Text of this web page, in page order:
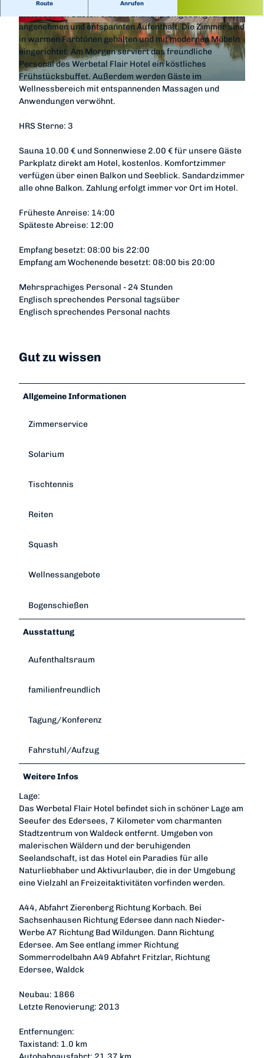
W
e
b
t
a
l
F
a
i
H
o
e
l
W
e
r
b
e
t
a
F
a
i
r
H
t
e
W
e
r
b
e
t
a
i
r
H
Route Anrufen
Das familiengeführte Werbetal Flair Hotel in Waldeck
bietet seinen Gästen eine freundliche Umgebung für einen
angenehmen und entspannten Aufenthalt. Die Zimmer sind
in warmen Farbtönen gehalten und mit modernen Möbeln
eingerichtet. Am Morgen serviert das freundliche
Personal des Werbetal Flair Hotel ein köstliches
Frühstücksbuffet. Außerdem werden Gäste im
Wellnessbereich mit entspannenden Massagen und
Anwendungen verwöhnt.
HRS Sterne: 3
Sauna 10.00 € und Sonnenwiese 2.00 € für unsere Gäste
Parkplatz direkt am Hotel, kostenlos. Komfortzimmer
verfügen über einen Balkon und Seeblick. Sandardzimmer
alle ohne Balkon. Zahlung erfolgt immer vor Ort im Hotel.
Früheste Anreise: 14:00
Späteste Abreise: 12:00
Empfang besetzt: 08:00 bis 22:00
Empfang am Wochenende besetzt: 08:00 bis 20:00
Mehrsprachiges Personal - 24 Stunden
Englisch sprechendes Personal tagsüber
Englisch sprechendes Personal nachts
Gut zu wissen
Allgemeine Informationen
Zimmerservice
Solarium
Tischtennis
Reiten
Squash
Wellnessangebote
Bogenschießen
Ausstattung
Aufenthaltsraum
familienfreundlich
Tagung/Konferenz
Fahrstuhl/Aufzug
Weitere Infos
Lage:
Das Werbetal Flair Hotel befindet sich in schöner Lage am
Seeufer des Edersees, 7 Kilometer vom charmanten
Stadtzentrum von Waldeck entfernt. Umgeben von
malerischen Wäldern und der beruhigenden
Seelandschaft, ist das Hotel ein Paradies für alle
Naturliebhaber und Aktivurlauber, die in der Umgebung
eine Vielzahl an Freizeitaktivitäten vorfinden werden.
A44, Abfahrt Zierenberg Richtung Korbach. Bei
Sachsenhausen Richtung Edersee dann nach Nieder-
Werbe A7 Richtung Bad Wildungen. Dann Richtung
Edersee. Am See entlang immer Richtung
Sommerrodelbahn A49 Abfahrt Fritzlar, Richtung
Edersee, Waldck
Neubau: 1866
Letzte Renovierung: 2013
Entfernungen:
Taxistand: 1.0 km